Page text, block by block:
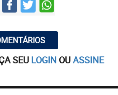
SEU LOGIN OUASSINE